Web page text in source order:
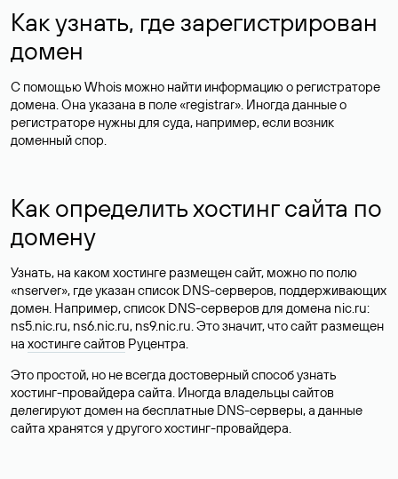
Как узнать, где зарегистрирован
домен
С помощью Whois можно найти информацию о регистраторе
домена. Она указана в поле «registrar». Иногда данные о
регистраторе нужны для суда, например, если возник
доменный спор.
Как определить хостинг сайта по
домену
Узнать, на каком хостинге размещен сайт, можно по полю
«nserver», где указан список DNS-серверов, поддерживающих
домен. Например, список DNS-серверов для домена nic.ru:
ns5.nic.ru, ns6.nic.ru, ns9.nic.ru. Это значит, что сайт размещен
на хостинге сайтов Руцентра.
Это простой, но не всегда достоверный способ узнать
хостинг-провайдера сайта. Иногда владельцы сайтов
делегируют домен на бесплатные DNS-серверы, а данные
сайта хранятся у другого хостинг-провайдера.